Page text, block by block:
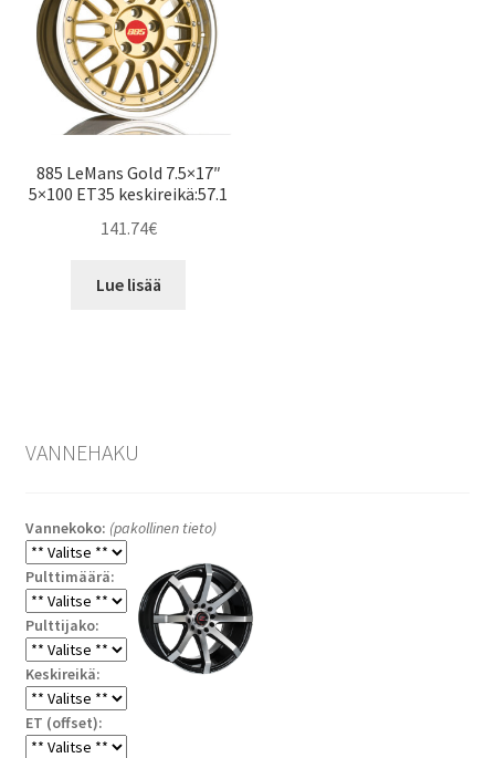
885 LeMans Gold 7.5×17″
5×100 ET35 keskireikä:57.1
141.74€
Lue lisää
VANNEHAKU
Vannekoko: (pakollinen tieto)
Pulttimäärä:
Pulttijako:
Keskireikä:
ET (offset):